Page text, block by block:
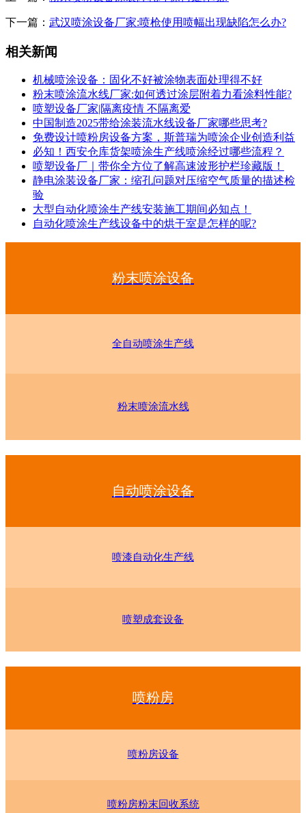
下一篇： 武汉喷涂设备厂家:喷枪使用喷幅出现缺陷怎么办?
相关新闻
机械喷涂设备：固化不好被涂物表面处理得不好
粉末喷涂流水线厂家:如何透过涂层附着力看涂料性能?
喷塑设备厂家|隔离疫情 不隔离爱
中国制造2025带给涂装流水线设备厂家哪些思考?
免费设计喷粉房设备方案，斯普瑞为喷涂企业创造利益
必知！西安仓库货架喷涂生产线喷涂经过哪些流程？
喷塑设备厂｜带你全方位了解高速波形护栏珍藏版！
静电涂装设备厂家：缩孔问题对压缩空气质量的描述检
验
大型自动化喷涂生产线安装施工期间必知点！
自动化喷涂生产线设备中的烘干室是怎样的呢?
粉末喷涂设备
全自动喷涂生产线
粉末喷涂流水线
自动喷涂设备
喷漆自动化生产线
喷塑成套设备
喷粉房
喷粉房设备
喷粉房粉末回收系统